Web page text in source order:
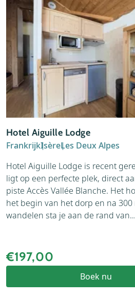
Hotel Aiguille Lodge
FrankrijkIsèreLes Deux Alpes
Hotel Aiguille Lodge is recent
ligt op een perfecte plek, direct
piste Accès Vallée Blanche. Het
het begin van het dorp en na 300
wandelen sta je aan de rand van...
€197,00
Boek nu